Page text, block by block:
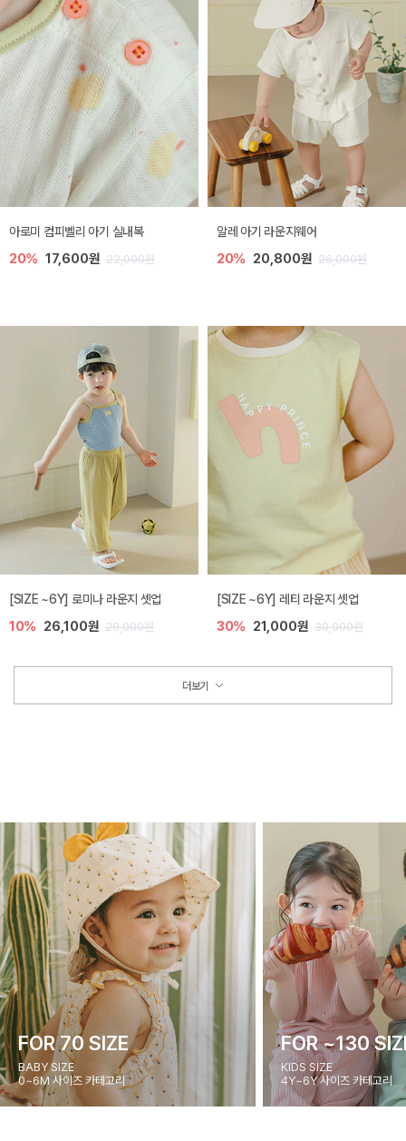
아로미 컴피벨리 아기 실내복
20% 17,600원 22,000원
알레 아기 라운지웨어
20% 20,800원 26,000원
[SIZE ~6Y] 로미나 라운지 셋업
10% 26,100원 29,000원
[SIZE ~6Y] 레티 라운지 셋업
30% 21,000원 30,000원
더보기
FOR 70 SIZE
BABY SIZE
0~6M 사이즈 카테고리
FOR ~130
KIDS SIZE
4Y~6Y 사이즈 카테고리